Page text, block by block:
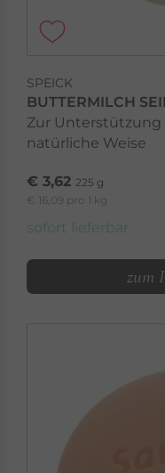
SPEICK
BUTTERMILCH
Zur
natürliche Weise
€ 3,62 225 g
€ 16,09 pro 1 kg
sofort lieferbar
zum